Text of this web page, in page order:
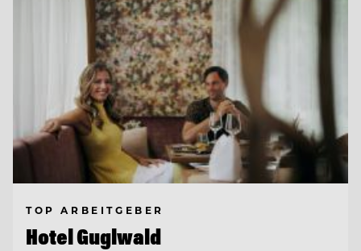
TOP ARBEITGEBER
Hotel Guglwald